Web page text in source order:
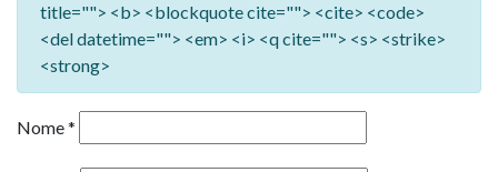
title=""> <b> <blockquote cite=""> <cite> <code>
<del datetime=""> <em> <i> <q cite=""> <s> <strike>
<strong>
Nome*